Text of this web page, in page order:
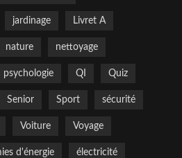
jardinage Livret A
nature nettoyage
psychologie QI Quiz
Senior Sport sécurité
Voiture Voyage
d'énergie électricité